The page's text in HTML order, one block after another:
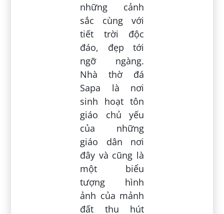
những cảnh
sắc cùng với
tiết trời độc
đáo, đẹp tới
ngỡ ngàng.
Nhà thờ đá
Sapa là nơi
sinh hoạt tôn
giáo chủ yếu
của những
giáo dân nơi
đây và cũng là
một biểu
tượng hình
ảnh của mảnh
đất thu hút